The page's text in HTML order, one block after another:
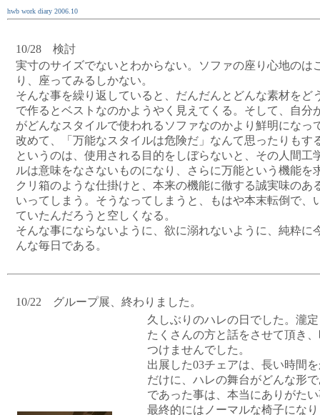
hwb work diary 2006.10
10/28 検討
実寸のサイズでないとわからない。ソファの座り心地のは
り、座ってみるしかない。
そんな事を繰り返していると、だんだんとどんな素材をど
で作るとベストなのかようやく見えてくる。そして、自分
がどんなスタイルで使われるソファなのかより鮮明になっ
改めて、「万能なスタイルは危険だ」なんて思ったりもす
というのは、使用される目的をしぼらないと、その人間工
ルは意味をなさないものになり、さらに万能という機能を
クリ箱のような仕掛けと、本来の機能に徹する誠実味のあ
いってしまう。そうなってしまうと、もはや本末転倒で、
ていたんだろうと空しくなる。
そんな事にならないように、欲に溺れないように、純粋に
んな毎日である。
10/22 グループ展、終わりました。
久しぶりのハレの日でした。瀧
たくさんの方と話をさせて頂き
つけませんでした。
出展した03チェアは、長い時間
だけに、ハレの舞台がどんな形
であった事は、本当にありがた
最終的にはノーマルな椅子にな